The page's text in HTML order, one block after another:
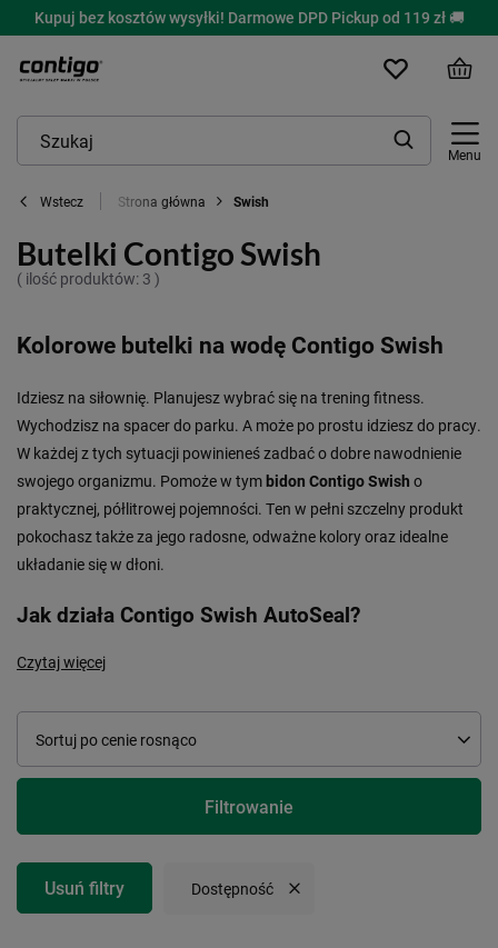
Kupuj bez kosztów wysyłki! Darmowe DPD Pickup od 119 zł 🚚
Menu
Wstecz Strona główna Swish
Butelki Contigo Swish
( ilość produktów: 3 )
Kolorowe butelki na wodę Contigo Swish
Idziesz na siłownię. Planujesz wybrać się na trening fitness.
Wychodzisz na spacer do parku. A może po prostu idziesz do pracy.
W każdej z tych sytuacji powinieneś zadbać o dobre nawodnienie
swojego organizmu. Pomoże w tymbidon Contigo Swish o
praktycznej, półlitrowej pojemności. Ten w pełni szczelny produkt
pokochasz także za jego radosne, odważne kolory oraz idealne
układanie się w dłoni.
Jak działa Contigo Swish AutoSeal?
Czytaj więcej
Zmień sortowanie
Sortuj po cenie rosnąco
Filtrowanie
Usuń filtry Usuń filtr
Dostępność